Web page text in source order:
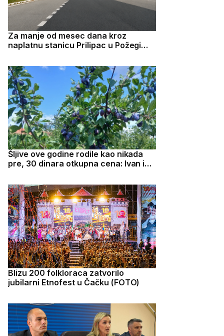
Za manje od mesec dana kroz
naplatnu stanicu Prilipac u Požegi
Miloš Veliki beleži veliki uspeh
Šljive ove godine rodile kao nikada
pre, 30 dinara otkupna cena: Ivan iz
odličnog roda - biće i za rakiju i džem,
ali i za prodaju
Blizu 200 folkloraca zatvorilo
jubilarni Etnofest u Čačku (FOTO)